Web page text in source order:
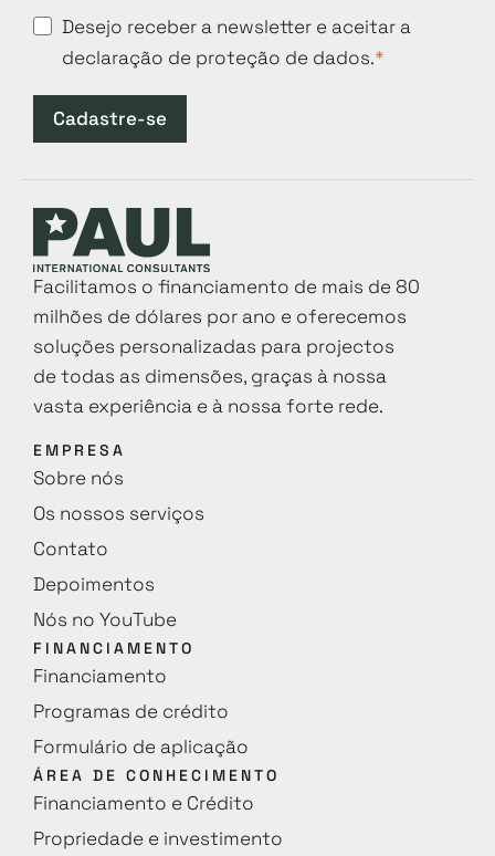
Desejo receber a newsletter e aceitar a
declaração de proteção de dados.
Cadastre-se
Facilitamos o financiamento de mais de 80
milhões de dólares por ano e oferecemos
soluções personalizadas para projectos
de todas as dimensões, graças à nossa
vasta experiência e à nossa forte rede.
EMPRESA
Sobre nós
Os nossos serviços
Contato
Depoimentos
Nós no YouTube
FINANCIAMENTO
Financiamento
Programas de crédito
Formulário de aplicação
ÁREA DE CONHECIMENTO
Financiamento e Crédito
Propriedade e investimento